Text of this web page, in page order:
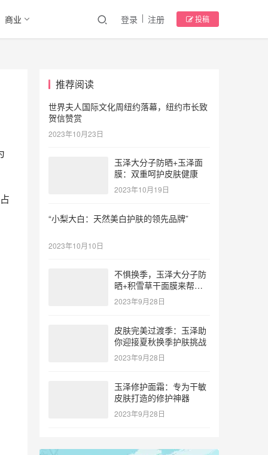
商业 登录 注册 投稿
推荐阅读
世界夫人国际文化周纽约落幕，纽约市长致
贺信赞赏
2023年10月23日
玉泽大分子防晒+玉泽面
膜：双重呵护皮肤健康
2023年10月19日
“小梨大白：天然美白护肤的领先品牌”
2023年10月10日
不惧换季，玉泽大分子防
晒+积雪草干面膜来帮
忙！
2023年9月28日
皮肤完美过渡季：玉泽助
你迎接夏秋换季护肤挑战
2023年9月28日
玉泽修护面霜：专为干敏
皮肤打造的修护神器
2023年9月28日